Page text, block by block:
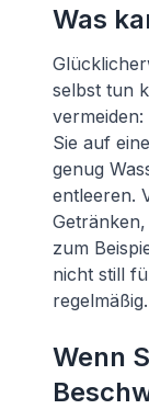
Was
selbst tun
Sie auf
genug
entleeren.
zum
nicht still
regelmäßig.
Wenn